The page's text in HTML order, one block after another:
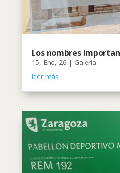
Los nombres importan
15, Ene, 26 | Galería
leer más